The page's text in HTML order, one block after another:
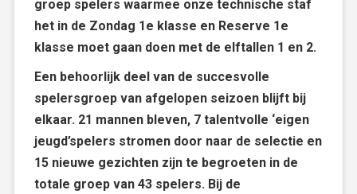
groep spelers waarmee onze technische staf
het in de Zondag 1e klasse en Reserve 1e
klasse moet gaan doen met de elftallen 1 en 2.
Een behoorlijk deel van de succesvolle
spelersgroep van afgelopen seizoen blijft bij
elkaar. 21 mannen bleven, 7 talentvolle ‘eigen
jeugd’spelers stromen door naar de selectie en
15 nieuwe gezichten zijn te begroeten in de
totale groep van 43 spelers. Bij de